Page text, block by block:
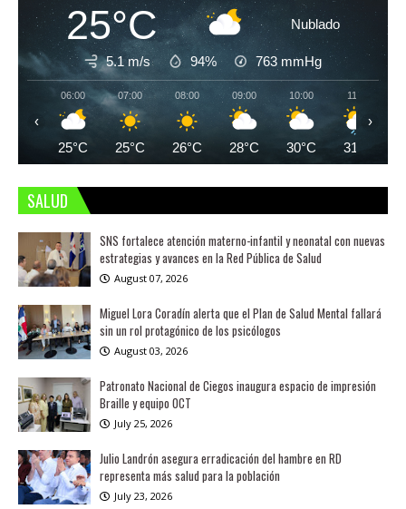
25°C Nublado
5.1 m/s 94% 763 mmHg
06:00
25°C
07:00
25°C
08:00
26°C
09:00
28°C
10:00
30°C
11:00
31°C
‹ ›
SALUD
SNS fortalece atención materno-infantil y neonatal con nuevas
estrategias y avances en la Red Pública de Salud
August 07, 2026
Miguel Lora Coradín alerta que el Plan de Salud Mental fallará
sin un rol protagónico de los psicólogos
August 03, 2026
Patronato Nacional de Ciegos inaugura espacio de impresión
Braille y equipo OCT
July 25, 2026
Julio Landrón asegura erradicación del hambre en RD
representa más salud para la población
July 23, 2026